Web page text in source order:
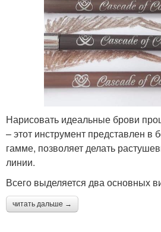
Нарисовать идеальные брови
– этот инструмент представлен в
гамме, позволяет делать
линии.
Всего выделяется два основных
читать дальше →